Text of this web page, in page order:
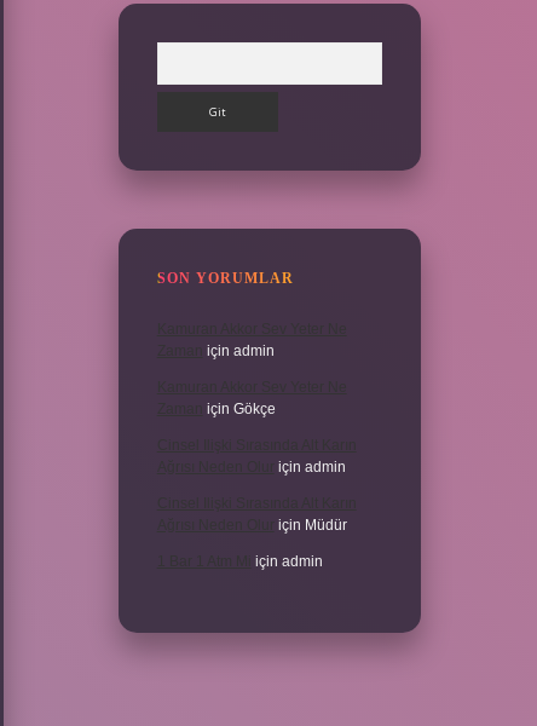
SON YORUMLAR
için admin
için Gökçe
için admin
için Müdür
için admin